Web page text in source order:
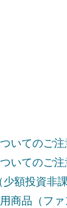
いてのご
いてのご
額投資非
商品（フ